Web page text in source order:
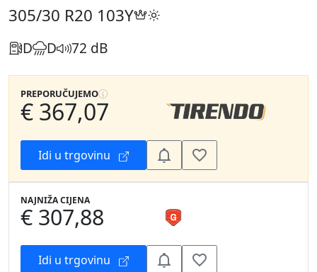
305/30 R20 103Y
D D 72 dB
PREPORUČUJEMO
€ 367,07
Idi u trgovinu
NAJNIŽA CIJENA
€ 307,88
Idi u trgovinu